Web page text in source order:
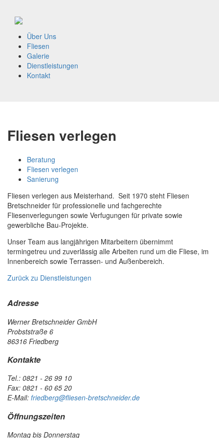
Über Uns
Fliesen
Galerie
Dienstleistungen
Kontakt
Fliesen verlegen
Beratung
Fliesen verlegen
Sanierung
Fliesen verlegen aus Meisterhand. Seit 1970 steht Fliesen
Bretschneider für professionelle und fachgerechte
Fliesenverlegungen sowie Verfugungen für private sowie
gewerbliche Bau-Projekte.
Unser Team aus langjährigen Mitarbeitern übernimmt
termingetreu und zuverlässig alle Arbeiten rund um die Fliese, im
Innenbereich sowie Terrassen- und Außenbereich.
Zurück zu Dienstleistungen
Adresse
Werner Bretschneider GmbH
Probststraße 6
86316 Friedberg
Kontakte
Tel.: 0821 - 26 99 10
Fax: 0821 - 60 65 20
E-Mail: friedberg@fliesen-bretschneider.de
Öffnungszeiten
Montag bis Donnerstag